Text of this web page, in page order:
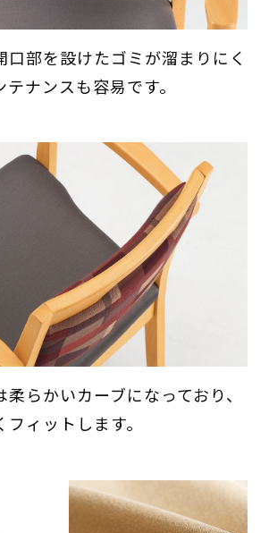
口部を設けたゴミが溜まりにく
ナンスも容易です。
らかいカーブになっており、
ィットします。